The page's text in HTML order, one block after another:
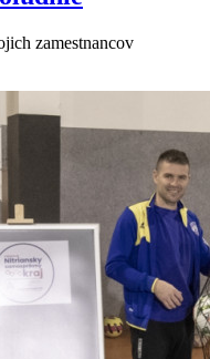
zamestnancov